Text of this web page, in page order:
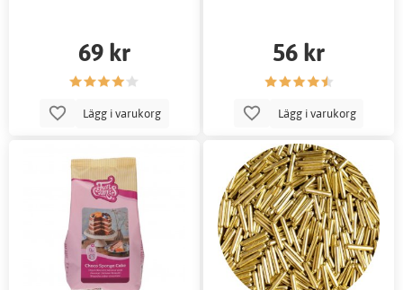
69 kr
Lägg i varukorg
56 kr
Lägg i varukorg